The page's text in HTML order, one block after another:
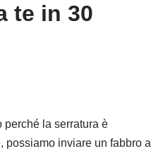
te in 30
perché la serratura è
possiamo inviare un fabbro al